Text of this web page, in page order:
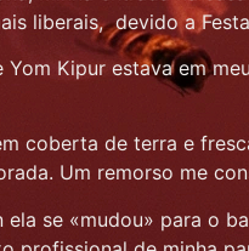
liberais, devido a
Yom Kipur estava em
coberta de terra e
Um remorso me
ela se «mudou» para o